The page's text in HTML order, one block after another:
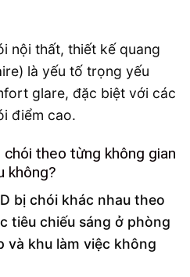
nội thất, thiết kế quang
là yếu tố trọng yếu
glare, đặc biệt với các
điểm cao.
chói theo từng không gian
không?
bị chói khác nhau theo
tiêu chiếu sáng ở phòng
và khu làm việc không